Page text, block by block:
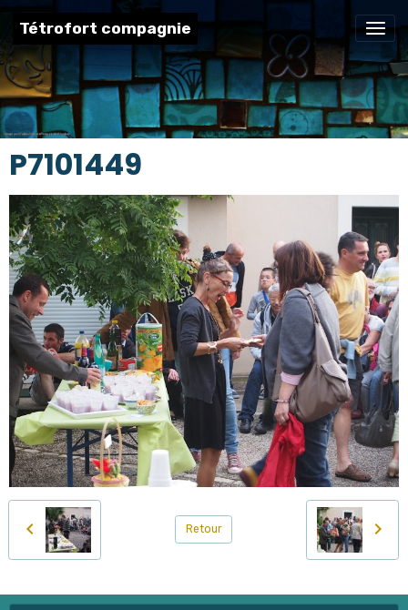
Tétrofort compagnie
P7101449
Retour